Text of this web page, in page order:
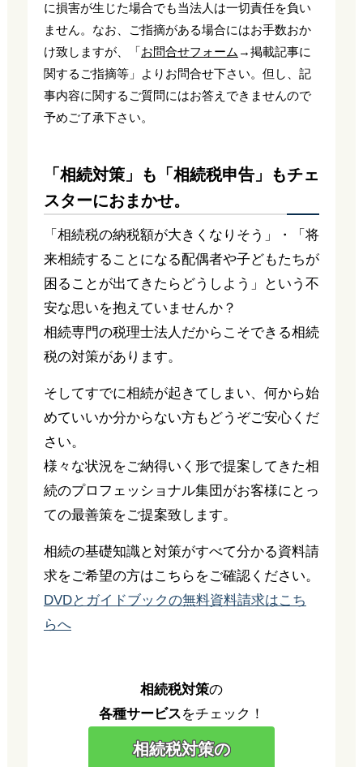
に損害が生じた場合でも当法人は一切責任を負い
ません。なお、ご指摘がある場合にはお手数おか
け致しますが、「お問合せフォーム →掲載記事に
関するご指摘等」よりお問合せ下さい。但し、記
事内容に関するご質問にはお答えできませんので
予めご了承下さい。
「相続対策」も「相続税申告」もチェ
スターにおまかせ。
「相続税の納税額が大きくなりそう」・「将
来相続することになる配偶者や子どもたちが
困ることが出てきたらどうしよう」という不
安な思いを抱えていませんか？
相続専門の税理士法人だからこそできる相続
税の対策があります。
そしてすでに相続が起きてしまい、何から始
めていいか分からない方もどうぞご安心くだ
さい。
様々な状況をご納得いく形で提案してきた相
続のプロフェッショナル集団がお客様にとっ
ての最善策をご提案致します。
相続の基礎知識と対策がすべて分かる資料請
求をご希望の方はこちらをご確認ください。
DVDとガイドブックの無料資料請求はこち
らへ
相続税対策の
各種サービスをチェック！
相続税対策の